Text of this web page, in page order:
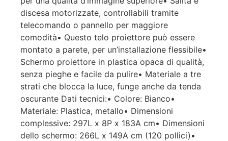
discesa motorizzate, controllabili tramite
telecomando o pannello per maggiore
comodità• Questo telo proiettore può essere
montato a parete, per un’installazione flessibile•
Schermo proiettore in plastica opaca di qualità,
senza pieghe e facile da pulire• Materiale a tre
strati che blocca la luce, funge anche da tenda
oscurante Dati tecnici:• Colore: Bianco•
Materiale: Plastica, metallo• Dimensioni
complessive: 297L x 8P x 183A cm• Dimensioni
dello schermo: 266L x 149A cm (120 pollici)•